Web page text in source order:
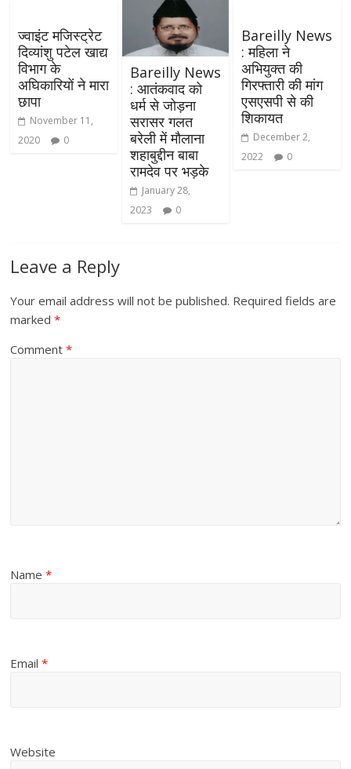
ज्वाइंट मजिस्ट्रेट
दिव्यांशु पटेल खाद्य
विभाग के
अघिकारियों ने मारा
छापा
November 11,
2020
0
Bareilly News
: आतंकवाद को
धर्म से जोड़ना
सरासर गलत
बरेली में मौलाना
शहाबुद्दीन बाबा
रामदेव पर भड़के
January 28,
2023
0
Bareilly News
: महिला ने
अभियुक्त की
गिरफ्तारी की मांग
एसएसपी से की
शिकायत
December 2,
2022
0
Leave a Reply
Your email address will not be published. Required fields are
marked*
Comment*
Name*
Email*
Website